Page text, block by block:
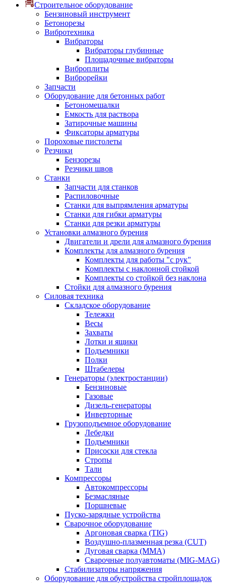
Строительное оборудование
Бензиновый инструмент
Бетонорезы
Вибротехника
Вибраторы
Вибраторы глубинные
Площадочные вибраторы
Виброплиты
Виброрейки
Запчасти
Оборудование для бетонных работ
Бетономешалки
Емкость для раствора
Затирочные машины
Фиксаторы арматуры
Пороховые пистолеты
Резчики
Бензорезы
Резчики швов
Станки
Запчасти для станков
Распиловочные
Станки для выпрямления арматуры
Станки для гибки арматуры
Станки для резки арматуры
Установки алмазного бурения
Двигатели и дрели для алмазного бурения
Комплекты для алмазного бурения
Комплекты для работы "с рук"
Комплекты с наклонной стойкой
Комплекты со стойкой без наклона
Стойки для алмазного бурения
Силовая техника
Складское оборудование
Тележки
Весы
Захваты
Лотки и ящики
Подъемники
Полки
Штабелеры
Генераторы (электростанции)
Бензиновые
Газовые
Дизель-генераторы
Инверторные
Грузоподъемное оборудование
Лебедки
Подъемники
Присоски для стекла
Стропы
Тали
Компрессоры
Автокомпрессоры
Безмасляные
Поршневые
Пуско-зарядные устройства
Сварочное оборудование
Аргоновая сварка (TIG)
Воздушно-плазменная резка (CUT)
Дуговая сварка (ММА)
Сварочные полуавтоматы (MIG-MAG)
Стабилизаторы напряжения
Оборудование для обустройства стройплощадок